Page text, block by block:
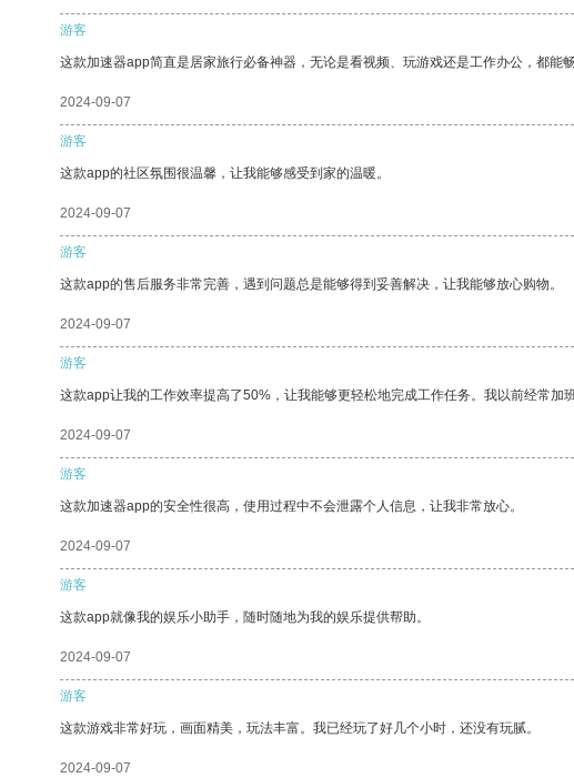
游客
这款加速器app简直是居家旅行必备神器，无论是看视频、玩游戏还是工作办公，都
2024-09-07
游客
这款app的社区氛围很温馨，让我能够感受到家的温暖。
2024-09-07
游客
这款app的售后服务非常完善，遇到问题总是能够得到妥善解决，让我能够放心购物。
2024-09-07
游客
这款app让我的工作效率提高了50%，让我能够更轻松地完成工作任务。我以前经常加
2024-09-07
游客
这款加速器app的安全性很高，使用过程中不会泄露个人信息，让我非常放心。
2024-09-07
游客
这款app就像我的娱乐小助手，随时随地为我的娱乐提供帮助。
2024-09-07
游客
这款游戏非常好玩，画面精美，玩法丰富。我已经玩了好几个小时，还没有玩腻。
2024-09-07